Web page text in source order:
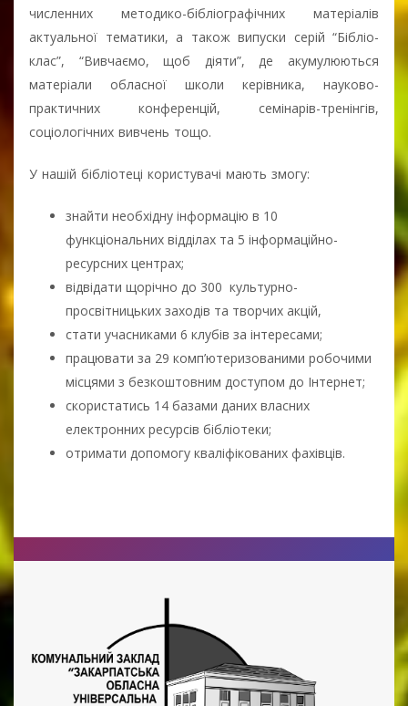
численних методико-бібліографічних матеріалів
актуальної тематики, а також випуски серій “Бібліо-
клас”, “Вивчаємо, щоб діяти”, де акумулюються
матеріали обласної школи керівника, науково-
практичних конференцій, семінарів-тренінгів,
соціологічних вивчень тощо.
У нашій бібліотеці користувачі мають змогу:
знайти необхідну інформацію в 10
функціональних відділах та 5 інформаційно-
ресурсних центрах;
відвідати щорічно до 300 культурно-
просвітницьких заходів та творчих акцій,
стати учасниками 6 клубів за інтересами;
працювати за 29 комп’ютеризованими робочими
місцями з безкоштовним доступом до Інтернет;
скористатись 14 базами даних власних
електронних ресурсів бібліотеки;
отримати допомогу кваліфікованих фахівців.